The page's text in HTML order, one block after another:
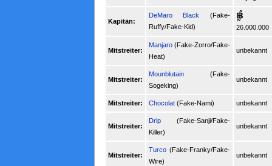
Kapitän:
DeMaro Black (Fake-
Ruffy/Fake-Kid)
26.000.000
Mitstreiter:
Manjaro(Fake-Zorro/Fake-
Heat)
unbekannt
Mitstreiter:
Mounblutain(Fake-
Sogeking)
unbekannt
Mitstreiter: Chocolat(Fake-Nami) unbekannt
Mitstreiter:
Drip(Fake-Sanji/Fake-
Killer)
unbekannt
Mitstreiter:
Turco(Fake-Franky/Fake-
Wire)
unbekannt